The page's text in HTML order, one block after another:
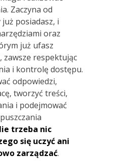
Zaczyna od
posiadasz, i
oraz
już ufasz
zawsze respektując
i kontrolę dostępu.
odpowiedzi,
tworzyć treści,
i podejmować
trzeba nic
się uczyć ani
zarządzać.